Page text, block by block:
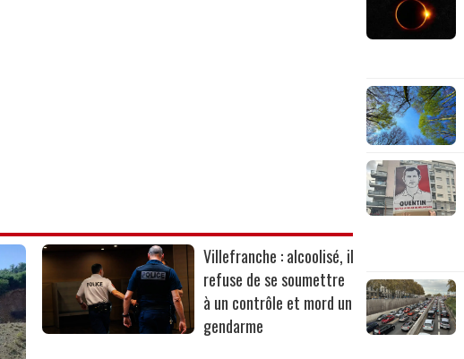
Villefranche : alcoolisé, il
refuse de se soumettre
à un contrôle et mord un
gendarme